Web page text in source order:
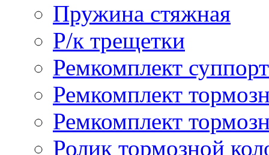
Пружина стяжная
Р/к трещетки
Ремкомплект
Ремкомплект
Ремкомплект
Ролик тормозной